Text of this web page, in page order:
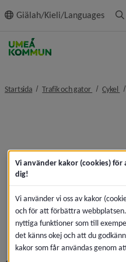
innehållet
Giälah/Kieli/Languages
Startsida Trafik och gator nivå i
Cykel
Vi använder kakor (cookies)
dig!
Vi använder vi oss av kakor
och för att förbättra
nyttiga funktioner som till
det känns okej och att du
kakor som får användas genom